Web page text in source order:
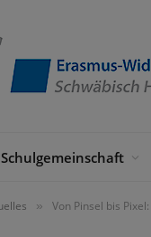
Schulgemeinschaft
» Von Pinsel bis